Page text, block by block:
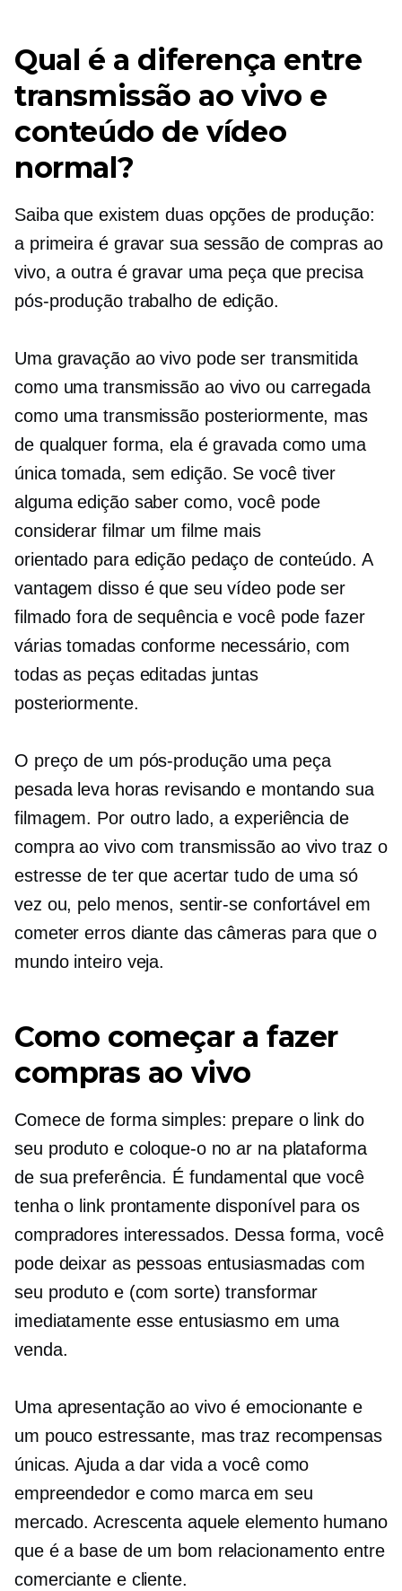
Qual é a diferença entre
transmissão ao vivo e
conteúdo de vídeo
normal?
Saiba que existem duas opções de produção:
a primeira é gravar sua sessão de compras ao
vivo, a outra é gravar uma peça que precisa
pós-produçãotrabalho de edição.
Uma gravação ao vivo pode ser transmitida
como uma transmissão ao vivo ou carregada
como uma transmissão posteriormente, mas
de qualquer forma, ela é gravada como uma
única tomada, sem edição. Se você tiver
alguma edição saber como, você pode
considerar filmar um filme mais
orientado para ediçãopedaço de conteúdo. A
vantagem disso é que seu vídeo pode ser
filmado fora de sequência e você pode fazer
várias tomadas conforme necessário, com
todas as peças editadas juntas
posteriormente.
O preço de um pós-produçãouma peça
pesada leva horas revisando e montando sua
filmagem. Por outro lado, a experiência de
compra ao vivo com transmissão ao vivo traz o
estresse de ter que acertar tudo de uma só
vez ou, pelo menos, sentir-se confortável em
cometer erros diante das câmeras para que o
mundo inteiro veja.
Como começar a fazer
compras ao vivo
Comece de forma simples: prepare o link do
seu produto e coloque-o no ar na plataforma
de sua preferência. É fundamental que você
tenha o link prontamente disponível para os
compradores interessados. Dessa forma, você
pode deixar as pessoas entusiasmadas com
seu produto e (com sorte) transformar
imediatamente esse entusiasmo em uma
venda.
Uma apresentação ao vivo é emocionante e
um pouco estressante, mas traz recompensas
únicas. Ajuda a dar vida a você como
empreendedor e como marca em seu
mercado. Acrescenta aquele elemento humano
que é a base de um bom relacionamento entre
comerciante e cliente.